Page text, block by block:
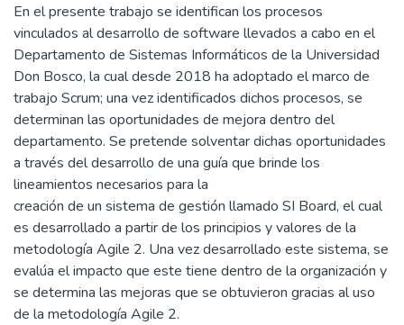
En el presente trabajo se identifican los procesos
vinculados al desarrollo de software llevados a cabo en el
Departamento de Sistemas Informáticos de la Universidad
Don Bosco, la cual desde 2018 ha adoptado el marco de
trabajo Scrum; una vez identificados dichos procesos, se
determinan las oportunidades de mejora dentro del
departamento. Se pretende solventar dichas oportunidades
a través del desarrollo de una guía que brinde los
lineamientos necesarios para la
creación de un sistema de gestión llamado SI Board, el cual
es desarrollado a partir de los principios y valores de la
metodología Agile 2. Una vez desarrollado este sistema, se
evalúa el impacto que este tiene dentro de la organización y
se determina las mejoras que se obtuvieron gracias al uso
de la metodología Agile 2.